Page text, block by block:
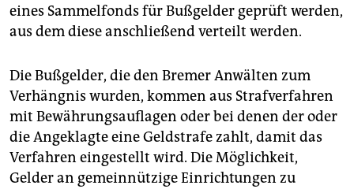
eines Sammelfonds für Bußgelder geprüft werden,
aus dem diese anschließend verteilt werden.
Die Bußgelder, die den Bremer Anwälten zum
Verhängnis wurden, kommen aus Strafverfahren
mit Bewährungsauflagen oder bei denen der oder
die Angeklagte eine Geldstrafe zahlt, damit das
Verfahren eingestellt wird. Die Möglichkeit,
Gelder an gemeinnützige Einrichtungen zu